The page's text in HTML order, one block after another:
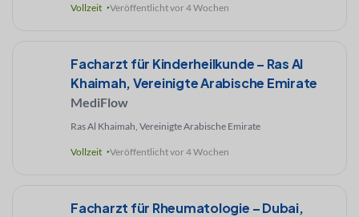
Vollzeit Veröffentlicht vor 4 Wochen
Facharzt für Kinderheilkunde – Ras Al
Khaimah, Vereinigte Arabische Emirate
MediFlow
Ras Al Khaimah, Vereinigte Arabische Emirate
Vollzeit Veröffentlicht vor 4 Wochen
Facharzt für Rheumatologie – Dubai,